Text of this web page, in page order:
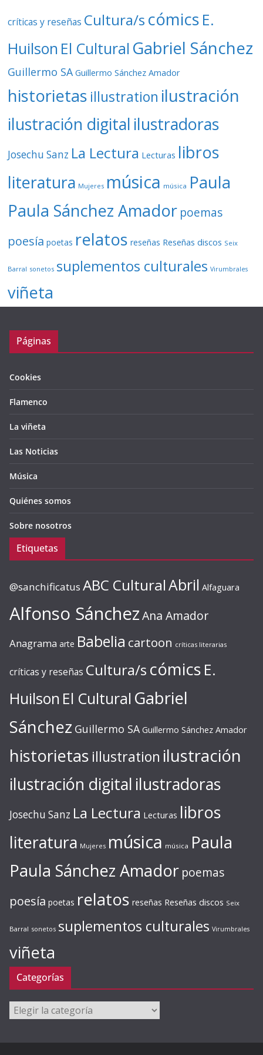
críticas y reseñas Cultura/s cómics E.
Huilson El Cultural Gabriel Sánchez
Guillermo SA Guillermo Sánchez Amador
historietas illustration ilustración
ilustración digital ilustradoras
Josechu Sanz La Lectura Lecturas libros
literatura Mujeres música música Paula
Paula Sánchez Amador poemas
poesía poetas relatos reseñas Reseñas discos Seix
Barral sonetos suplementos culturales Virumbrales
viñeta
Páginas
Cookies
Flamenco
La viñeta
Las Noticias
Música
Quiénes somos
Sobre nosotros
Etiquetas
@sanchificatus ABC CulturalAbril Alfaguara
Alfonso SánchezAna Amador
Anagrama arte Babelia cartoon críticas literarias
críticas y reseñas Cultura/s cómics E.
Huilson El Cultural Gabriel
Sánchez Guillermo SA Guillermo Sánchez Amador
historietas illustration ilustración
ilustración digital ilustradoras
Josechu Sanz La Lectura Lecturas libros
literatura Mujeres música música Paula
Paula Sánchez Amador poemas
poesía poetas relatos reseñas Reseñas discos Seix
Barral sonetos suplementos culturales Virumbrales
viñeta
Categorías
Categorías